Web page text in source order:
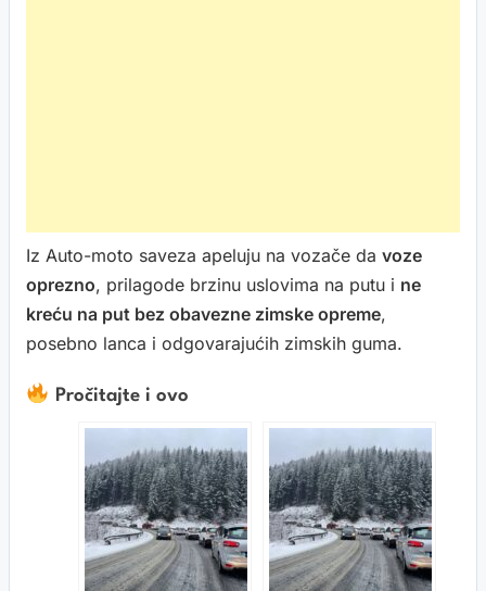
Iz Auto-moto saveza apeluju na vozače da voze
oprezno, prilagode brzinu uslovima na putu i ne
kreću na put bez obavezne zimske opreme,
posebno lanca i odgovarajućih zimskih guma.
Pročitajte i ovo